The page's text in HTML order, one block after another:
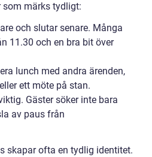
som märks tydligt:
och slutar senare. Många
11.30 och en bra bit över
lunch med andra ärenden,
ett möte på stan.
Gäster söker inte bara
av paus från
skapar ofta en tydlig identitet.